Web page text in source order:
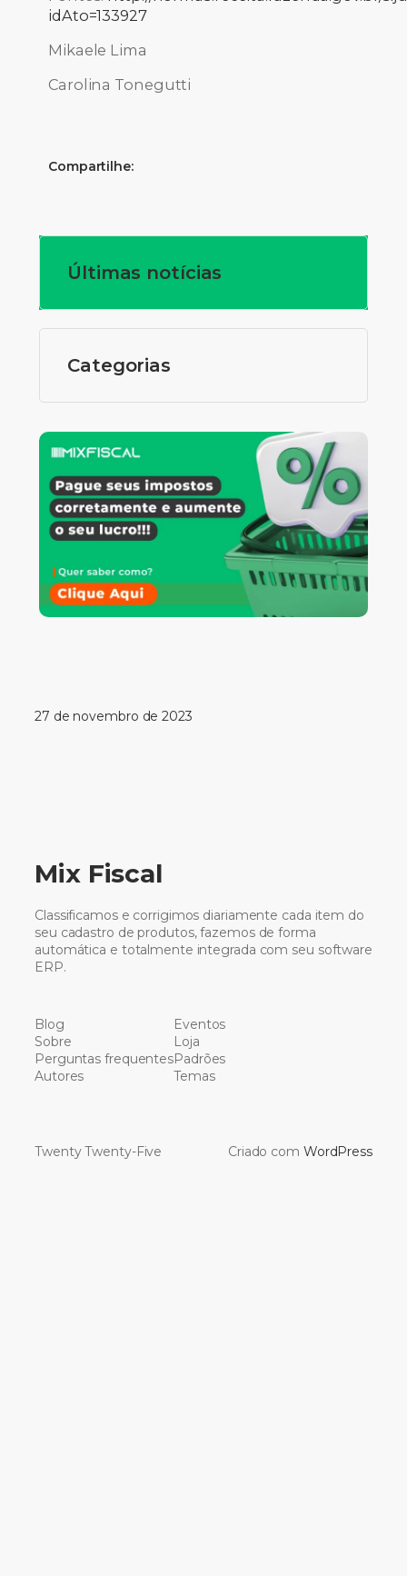
idAto=133927
Mikaele Lima
Carolina Tonegutti
Compartilhe:
Últimas notícias
Categorias
27 de novembro de 2023
Mix Fiscal
Classificamos e corrigimos diariamente cada item do
seu cadastro de produtos, fazemos de forma
automática e totalmente integrada com seu software
ERP.
Blog
Sobre
Perguntas frequentes
Autores
Eventos
Loja
Padrões
Temas
Twenty Twenty-Five Criado com WordPress